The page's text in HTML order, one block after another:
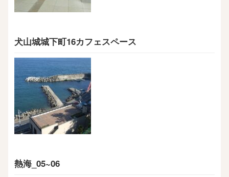
犬山城城下町16カフェスペース
熱海_05~06